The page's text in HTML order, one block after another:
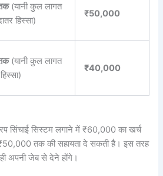
(यानी कुल लागत
हिस्सा)
₹50,000
(यानी कुल लागत
₹40,000
सिंचाई सिस्टम लगाने में ₹60,000 का खर्च
तक की सहायता दे सकती है। इस तरह
अपनी जेब से देने होंगे।